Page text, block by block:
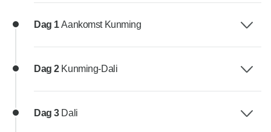
Dag 1Aankomst Kunming
Dag 2 Kunming-Dali
Dag 3 Dali